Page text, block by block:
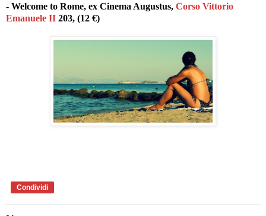
- Welcome to Rome, ex Cinema Augustus, Corso Vittorio
Emanuele II 203, (12 €)
Condividi